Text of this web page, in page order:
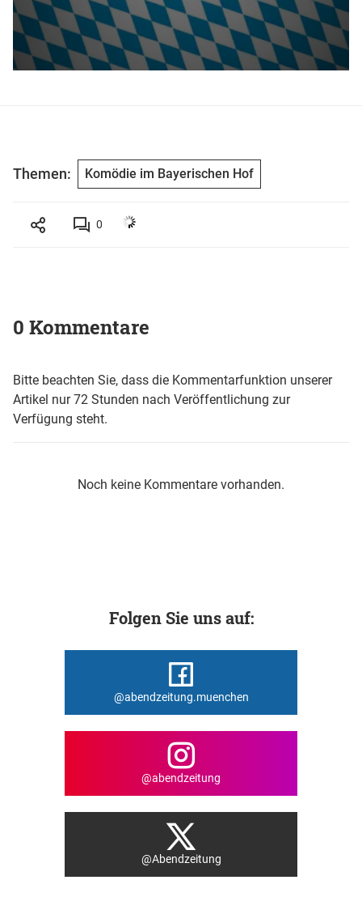
Themen: Komödie im Bayerischen Hof
0
0 Kommentare
Bitte beachten Sie, dass die Kommentarfunktion unserer
Artikel nur 72 Stunden nach Veröffentlichung zur
Verfügung steht.
Noch keine Kommentare vorhanden.
Folgen Sie uns auf:
@abendzeitung.muenchen
@abendzeitung
@Abendzeitung